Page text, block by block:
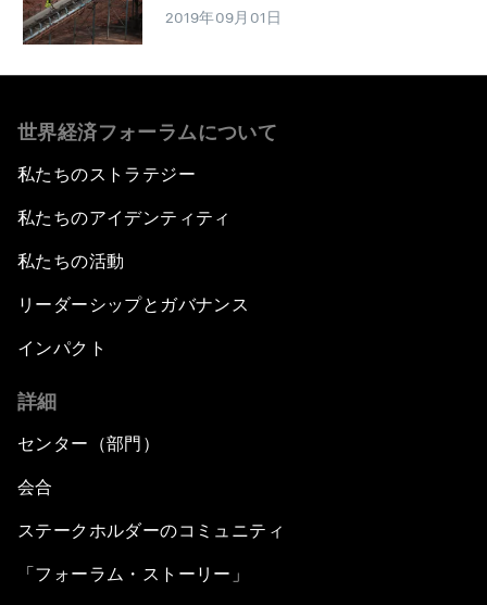
2019年09月01日
世界経済フォーラムについて
私たちのストラテジー
私たちのアイデンティティ
私たちの活動
リーダーシップとガバナンス
インパクト
詳細
センター（部門）
会合
ステークホルダーのコミュニティ
「フォーラム・ストーリー」